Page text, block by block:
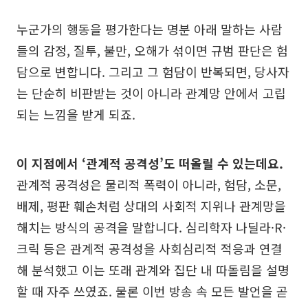
누군가의 행동을 평가한다는 명분 아래 말하는 사람
들의 감정, 질투, 불만, 오해가 섞이면 규범 판단은 험
담으로 변합니다. 그리고 그 험담이 반복되면, 당사자
는 단순히 비판받는 것이 아니라 관계망 안에서 고립
되는 느낌을 받게 되죠.
이 지점에서 ‘관계적 공격성’도 떠올릴 수 있는데요.
관계적 공격성은 물리적 폭력이 아니라, 험담, 소문,
배제, 평판 훼손처럼 상대의 사회적 지위나 관계망을
해치는 방식의 공격을 말합니다. 심리학자 나딜라·R·
크릭 등은 관계적 공격성을 사회심리적 적응과 연결
해 분석했고 이는 또래 관계와 집단 내 따돌림을 설명
할 때 자주 쓰였죠. 물론 이번 방송 속 모든 발언을 곧